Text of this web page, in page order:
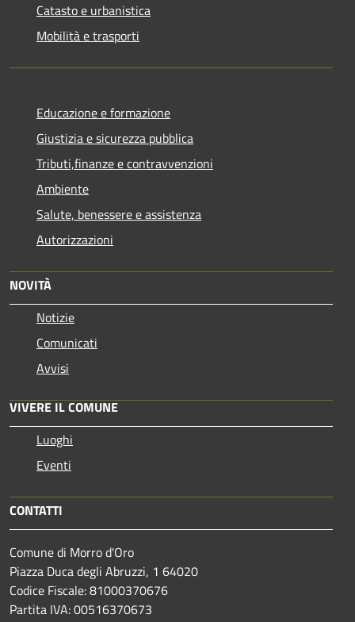
Catasto e urbanistica
Mobilità e trasporti
Educazione e formazione
Giustizia e sicurezza pubblica
Tributi,finanze e contravvenzioni
Ambiente
Salute, benessere e assistenza
Autorizzazioni
NOVITÀ
Notizie
Comunicati
Avvisi
VIVERE IL COMUNE
Luoghi
Eventi
CONTATTI
Comune di Morro d'Oro
Piazza Duca degli Abruzzi, 1 64020
Codice Fiscale: 81000370676
Partita IVA: 00516370673